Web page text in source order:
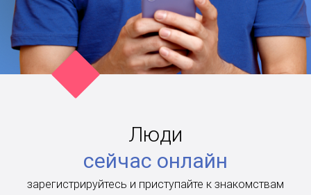
Люди
сейчас онлайн
зарегистрируйтесь и приступайте к знакомствам